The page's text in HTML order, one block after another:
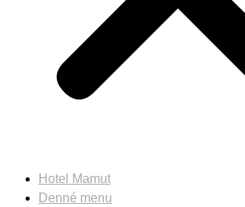
Hotel Mamut
Denné menu